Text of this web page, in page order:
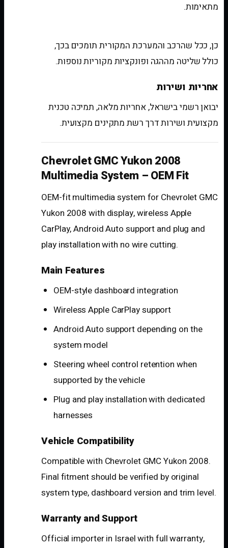
מתאימות.
כן, ככל שהרכב והמערכת המקורית תומכים בכך,
כולל שליטה מההגה ופונקציות מקוריות נוספות.
אחריות ושירות
יבואן רשמי בישראל, אחריות מלאה, תמיכה טכנית
מקצועית ושירות דרך רשת מתקינים מקצועית.
Chevrolet GMC Yukon 2008
Multimedia System – OEM Fit
OEM-fit multimedia system for Chevrolet GMC
Yukon 2008 with display, wireless Apple
CarPlay, Android Auto support and plug and
play installation with no wire cutting.
Main Features
OEM-style dashboard integration
Wireless Apple CarPlay support
Android Auto support depending on the
system model
Steering wheel control retention when
supported by the vehicle
Plug and play installation with dedicated
harnesses
Vehicle Compatibility
Compatible with Chevrolet GMC Yukon 2008.
Final fitment should be verified by original
system type, dashboard version and trim level.
Warranty and Support
Official importer in Israel with full warranty,